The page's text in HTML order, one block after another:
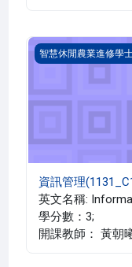
資訊管理
智慧休閒農業進修學
資訊管理
英文名稱:
學分數：3;
開課教師： 黃朝